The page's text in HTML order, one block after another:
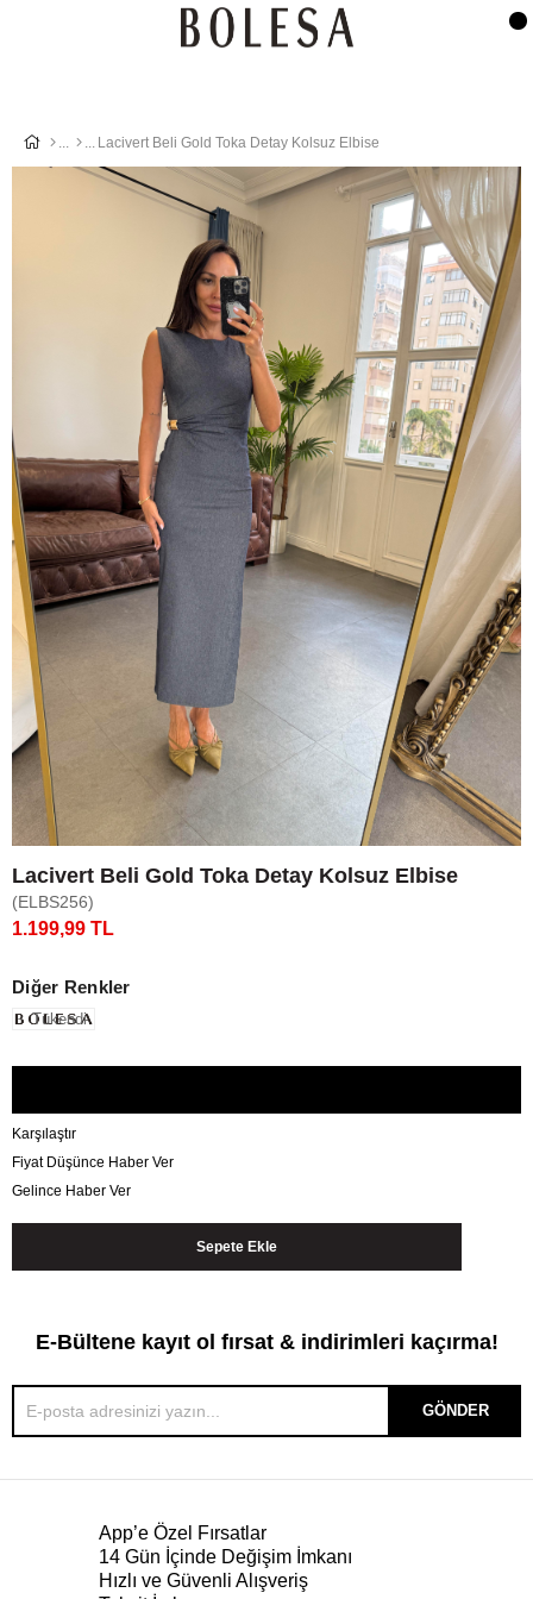
Lacivert Beli Gold Toka Detay Kolsuz Elbise
Lacivert Beli Gold Toka Detay Kolsuz Elbise
(ELBS256)
1.199,99 TL
Diğer Renkler
Tükendi
Karşılaştır
Fiyat Düşünce Haber Ver
Gelince Haber Ver
E-Bültene kayıt ol fırsat & indirimleri kaçırma!
GÖNDER
App’e Özel Fırsatlar
14 Gün İçinde Değişim İmkanı
Hızlı ve Güvenli Alışveriş